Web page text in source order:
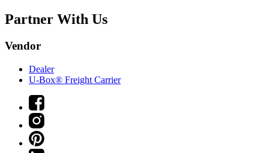
Partner With Us
Vendor
Dealer
U-Box® Freight Carrier